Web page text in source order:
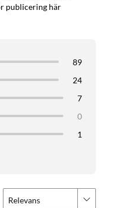
publicering här
89
24
7
0
1
Relevans